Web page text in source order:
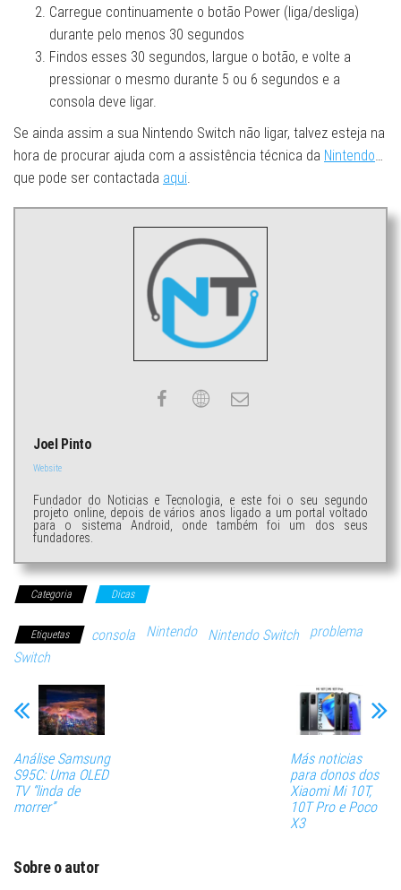
Carregue continuamente o botão Power (liga/desliga)
durante pelo menos 30 segundos
Findos esses 30 segundos, largue o botão, e volte a
pressionar o mesmo durante 5 ou 6 segundos e a
consola deve ligar.
Se ainda assim a sua Nintendo Switch não ligar, talvez esteja na
hora de procurar ajuda com a assistência técnica da Nintendo…
que pode ser contactada aqui.
Joel Pinto
Website
Fundador do Noticias e Tecnologia, e este foi o seu segundo
projeto online, depois de vários anos ligado a um portal voltado
para o sistema Android, onde também foi um dos seus
fundadores.
Categoria Dicas
Etiquetas consola Nintendo Nintendo Switch
problema
Switch
Análise Samsung
S95C: Uma OLED
TV “linda de
morrer”
Más noticias
para donos dos
Xiaomi Mi 10T,
10T Pro e Poco
X3
Sobre o autor